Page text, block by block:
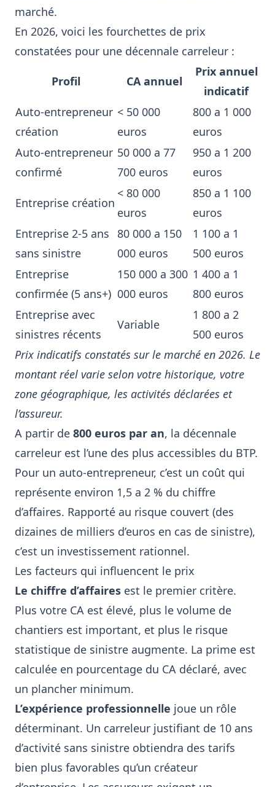
marché.
En 2026, voici les fourchettes de prix
constatées pour une décennale carreleur :
Profil CA annuel
Prix annuel
indicatif
Auto-entrepreneur
création
< 50 000
euros
800 a 1 000
euros
Auto-entrepreneur
confirmé
50 000 a 77
700 euros
950 a 1 200
euros
Entreprise création
< 80 000
euros
850 a 1 100
euros
Entreprise 2-5 ans
sans sinistre
80 000 a 150
000 euros
1 100 a 1
500 euros
Entreprise
confirmée (5 ans+)
150 000 a 300
000 euros
1 400 a 1
800 euros
Entreprise avec
sinistres récents
Variable
1 800 a 2
500 euros
Prix indicatifs constatés sur le marché en 2026. Le
montant réel varie selon votre historique, votre
zone géographique, les activités déclarées et
l’assureur.
A partir de 800 euros par an, la décennale
carreleur est l’une des plus accessibles du BTP.
Pour un auto-entrepreneur, c’est un coût qui
représente environ 1,5 a 2 % du chiffre
d’affaires. Rapporté au risque couvert (des
dizaines de milliers d’euros en cas de sinistre),
c’est un investissement rationnel.
Les facteurs qui influencent le prix
Le chiffre d’affaires est le premier critère.
Plus votre CA est élevé, plus le volume de
chantiers est important, et plus le risque
statistique de sinistre augmente. La prime est
calculée en pourcentage du CA déclaré, avec
un plancher minimum.
L’expérience professionnelle joue un rôle
déterminant. Un carreleur justifiant de 10 ans
d’activité sans sinistre obtiendra des tarifs
bien plus favorables qu’un créateur